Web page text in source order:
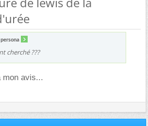
persona
cherché ???
mon avis...